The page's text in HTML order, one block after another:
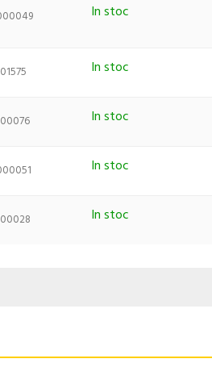
In stoc
In stoc
In stoc
In stoc
In stoc